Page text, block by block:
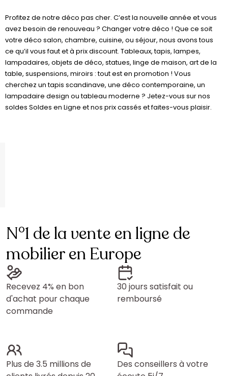
Profitez de notre déco pas cher. C’est la nouvelle année et vous
avez besoin de renouveau ? Changer votre déco ! Que ce soit
votre déco salon, chambre, cuisine, ou séjour, nous avons tous
ce qu’il vous faut et à prix discount. Tableaux, tapis, lampes,
lampadaires, objets de déco, statues, linge de maison, art de la
table, suspensions, miroirs : tout est en promotion ! Vous
cherchez un tapis scandinave, une déco contemporaine, un
lampadaire design ou tableau moderne ? Jetez-vous sur nos
soldes Soldes en Ligne et nos prix cassés et faites-vous plaisir.
N°1 de la vente en ligne de
mobilier en Europe
Recevez 4% en bon
d'achat pour chaque
commande
30 jours satisfait ou
remboursé
Plus de 3.5 millions de
Des conseillers à votre